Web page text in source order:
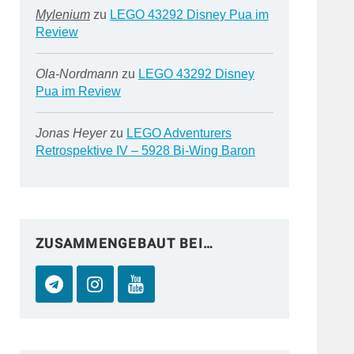
Myleniumzu LEGO 43292 Disney Pua im
Review
Ola-Nordmannzu LEGO 43292 Disney
Pua im Review
Jonas Heyerzu LEGO Adventurers
Retrospektive IV – 5928 Bi-Wing Baron
ZUSAMMENGEBAUT BEI…